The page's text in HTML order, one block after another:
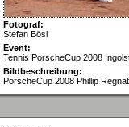
Fotograf:
Stefan Bösl
Event:
Tennis PorscheCup 2008
Bildbeschreibung:
PorscheCup 2008 Phillip Regnat